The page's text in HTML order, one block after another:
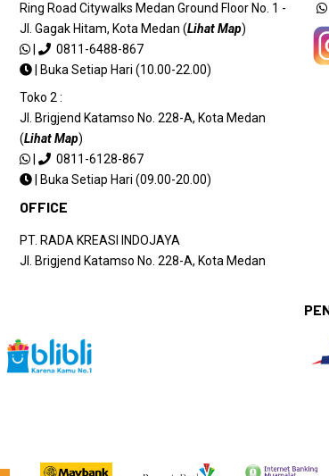
10-07-2016
Tapi saya pilih pembayaran cicilan 0% 6 bulan yang
SANGAT KECEWA
Team: Terima kasih Bapak Rian, mohon maaf atas
Anda dan koordinasi dengan pihak Bank terkait
Time Team telah menghubungi Bapak Rian
Ring Road Citywalks Medan Ground Floor No. 1 -
Jl. Gagak Hitam, Kota Medan (Lihat Map)
|
0811-6488-867
|
Buka Setiap Hari (10.00-22.00)
Toko 2 :
Jl. Brigjend Katamso No. 228-A, Kota Medan
(Lihat Map)
|
0811-6128-867
|
Buka Setiap Hari (09.00-20.00)
OFFICE
PT. RADA KREASI INDOJAYA
Jl. Brigjend Katamso No. 228-A, Kota Medan